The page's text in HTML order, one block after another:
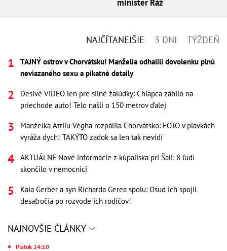
minister Ráž
NAJČÍTANEJŠIE 3 DNI TÝŽDEŇ
TAJNÝ ostrov v Chorvátsku! Manželia odhalili dovolenku plnú
neviazaného sexu a pikatné detaily
Desivé VIDEO len pre silné žalúdky: Chlapca zabilo na
priechode auto! Telo našli o 150 metrov ďalej
Manželka Attilu Végha rozpálila Chorvátsko: FOTO v plavkách
vyráža dych! TAKÝTO zadok sa len tak nevidí
AKTUÁLNE Nové informácie z kúpaliska pri Šali: 8 ľudí
skončilo v nemocnici
Kaia Gerber a syn Richarda Gerea spolu: Osud ich spojil
desaťročia po rozvode ich rodičov!
NAJNOVŠIE ČLÁNKY
Piatok 24:10